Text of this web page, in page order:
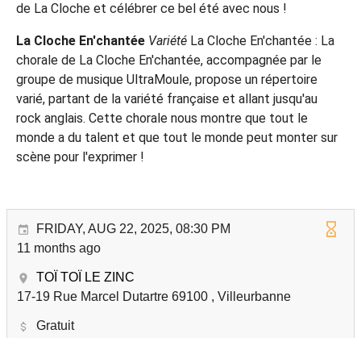
de La Cloche et célébrer ce bel été avec nous !
La Cloche En'chantée Variété La Cloche En'chantée : La
chorale de La Cloche En'chantée, accompagnée par le
groupe de musique UltraMoule, propose un répertoire
varié, partant de la variété française et allant jusqu'au
rock anglais. Cette chorale nous montre que tout le
monde a du talent et que tout le monde peut monter sur
scène pour l'exprimer !
FRIDAY, AUG 22, 2025, 08:30 PM
11 months ago
TOÏ TOÏ LE ZINC
17-19 Rue Marcel Dutartre 69100 , Villeurbanne
Gratuit